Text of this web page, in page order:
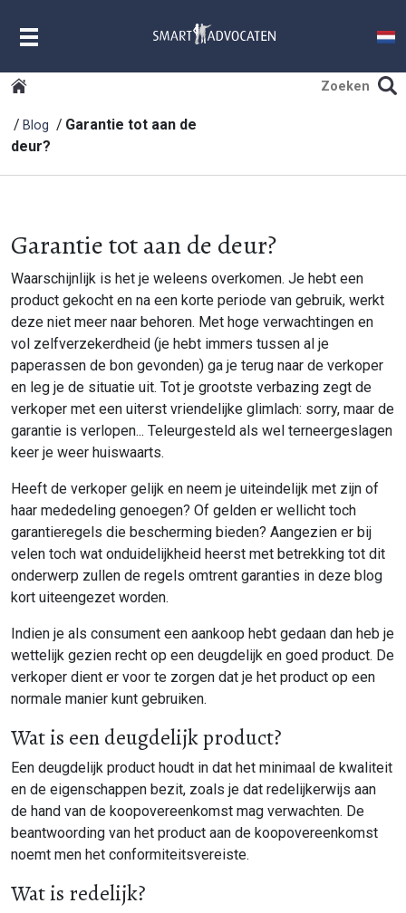
Blog
Garantie tot aan de
deur?
Garantie tot aan de deur?
Waarschijnlijk is het je weleens overkomen. Je hebt een
product gekocht en na een korte periode van gebruik, werkt
deze niet meer naar behoren. Met hoge verwachtingen en
vol zelfverzekerdheid (je hebt immers tussen al je
paperassen de bon gevonden) ga je terug naar de verkoper
en leg je de situatie uit. Tot je grootste verbazing zegt de
verkoper met een uiterst vriendelijke glimlach: sorry, maar de
garantie is verlopen... Teleurgesteld als wel terneergeslagen
keer je weer huiswaarts.
Heeft de verkoper gelijk en neem je uiteindelijk met zijn of
haar mededeling genoegen? Of gelden er wellicht toch
garantieregels die bescherming bieden? Aangezien er bij
velen toch wat onduidelijkheid heerst met betrekking tot dit
onderwerp zullen de regels omtrent garanties in deze blog
kort uiteengezet worden.
Indien je als consument een aankoop hebt gedaan dan heb je
wettelijk gezien recht op een deugdelijk en goed product. De
verkoper dient er voor te zorgen dat je het product op een
normale manier kunt gebruiken.
Wat is een deugdelijk product?
Een deugdelijk product houdt in dat het minimaal de kwaliteit
en de eigenschappen bezit, zoals je dat redelijkerwijs aan
de hand van de koopovereenkomst mag verwachten. De
beantwoording van het product aan de koopovereenkomst
noemt men het conformiteitsvereiste.
Wat is redelijk?